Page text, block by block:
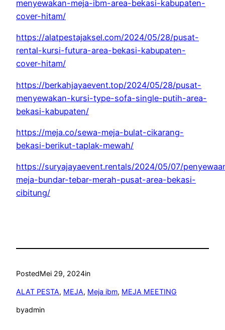
menyewakan-meja-ibm-area-bekasi-kabupaten-
cover-hitam/
https://alatpestajaksel.com/2024/05/28/pusat-
rental-kursi-futura-area-bekasi-kabupaten-
cover-hitam/
https://berkahjayaevent.top/2024/05/28/pusat-
menyewakan-kursi-type-sofa-single-putih-area-
bekasi-kabupaten/
https://meja.co/sewa-meja-bulat-cikarang-
bekasi-berikut-taplak-mewah/
https://suryajayaevent.rentals/2024/05/07/
meja-bundar-tebar-merah-pusat-area-bekasi-
cibitung/
PostedMei 29, 2024in
ALAT PESTA, MEJA, Meja ibm, MEJA MEETING
byadmin